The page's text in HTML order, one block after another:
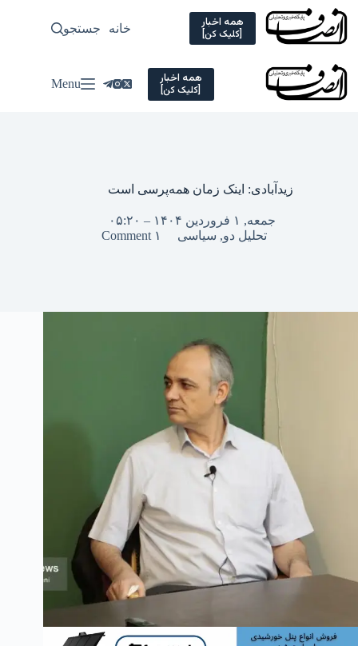
Skip
content
همه اخبار
[کلیک کن] خانه سیاسی
جستجو
همه اخبار
[کلیک کن] Menu
زیدآبادی: اینک زمان همه‌پرسی است
جمعه, ۱ فروردین ۱۴۰۴ – ۰۵:۲۰
تحلیل دو, سیاسی ۱ Comment